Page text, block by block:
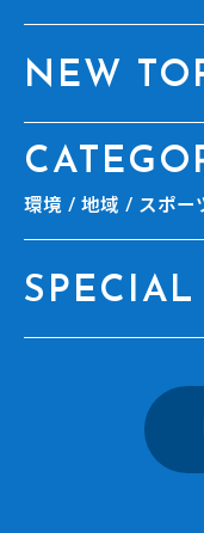
NEW
環境 地域 スポー